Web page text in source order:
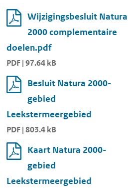
Wijzigingsbesluit Natura
2000 complementaire
doelen.pdf
PDF | 97.64 kB
Besluit Natura 2000-
gebied
Leekstermeergebied
PDF | 803.4 kB
Kaart Natura 2000-
gebied
Leekstermeergebied